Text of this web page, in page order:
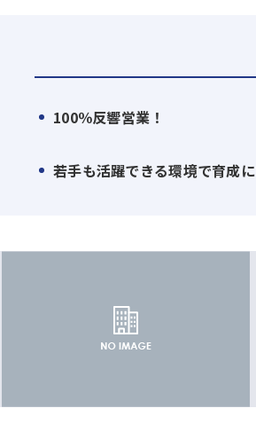
タッフがいます。若手もどんどん活躍
す。新卒はもちろん、資格取得・コー
100％反響営業！
若手も活躍できる環境で育成